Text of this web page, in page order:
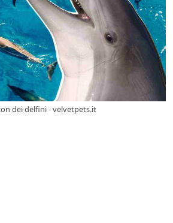
dei delfini - velvetpets.it